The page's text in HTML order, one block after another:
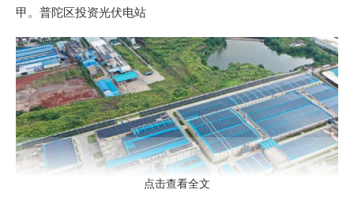
甲。普陀区投资光伏电站
点击查看全文